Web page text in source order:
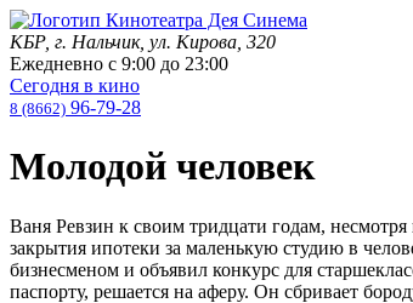
КБР, г. Нальчик, ул. Кирова, 320
Ежедневно с 9:00 до 23:00
Сегодня в кино
8 (8662) 96-79-28
Молодой человек
Ваня Ревзин к своим тридцати годам,
закрытия ипотеки за маленькую студию в
бизнесменом и объявил конкурс для
паспорту, решается на аферу. Он сбривает